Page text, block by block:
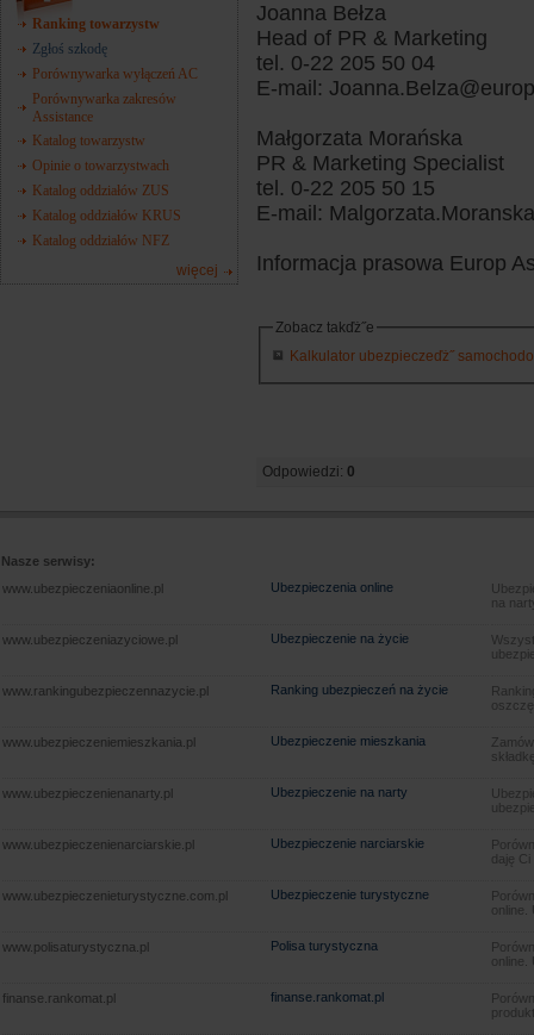
Ranking towarzystw
Zgłoś szkodę
Porównywarka wyłączeń AC
Porównywarka zakresów
Assistance
Katalog towarzystw
Opinie o towarzystwach
Katalog oddziałów ZUS
Katalog oddziałów KRUS
Katalog oddziałów NFZ
więcej
Joanna Bełza
Head of PR & Marketing
tel. 0-22 205 50 04
E-mail:
Małgorzata Morańska
PR & Marketing Specialist
tel. 0-22 205 50 15
E-mail:
Informacja prasowa Europ
Zobacz takďż˝e
Kalkulator ubezpieczeďż˝
Odpowiedzi: 0
Nasze serwisy:
www.ubezpieczeniaonline.pl
Ubezpieczenia online
na
www.ubezpieczeniazyciowe.pl Ubezpieczenie na życie
www.rankingubezpieczennazycie.pl Ranking ubezpieczeń na życie
www.ubezpieczeniemieszkania.pl Ubezpieczenie mieszkania
www.ubezpieczenienanarty.pl Ubezpieczenie na narty
www.ubezpieczenienarciarskie.pl Ubezpieczenie narciarskie
daję
www.ubezpieczenieturystyczne.com.pl Ubezpieczenie turystyczne
www.polisaturystyczna.pl Polisa turystyczna
finanse.rankomat.pl finanse.rankomat.pl